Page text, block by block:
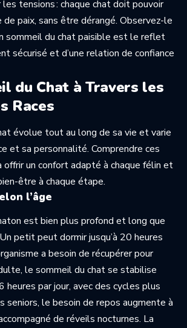
tensions : chaque chat doit pouvoir
de paix, sans être dérangé. Observez-le
sommeil du chat paisible est le reflet
sécurisé et d’une relation de confiance
du Chat à Travers les
Races
évolue tout au long de sa vie et varie
et sa personnalité. Comprendre ces
offrir un confort adapté à chaque félin et
être à chaque étape.
l’âge
est bien plus profond et long que
petit peut dormir jusqu’à 20 heures
a besoin de récupérer pour
le sommeil du chat se stabilise
heures par jour, avec des cycles plus
seniors, le besoin de repos augmente à
de réveils nocturnes. La